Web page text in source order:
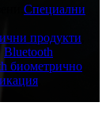
Специални
продукти
Bluetooth
биометрично